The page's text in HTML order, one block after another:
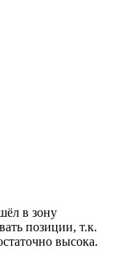
в зону
позиции, т.к.
высока.